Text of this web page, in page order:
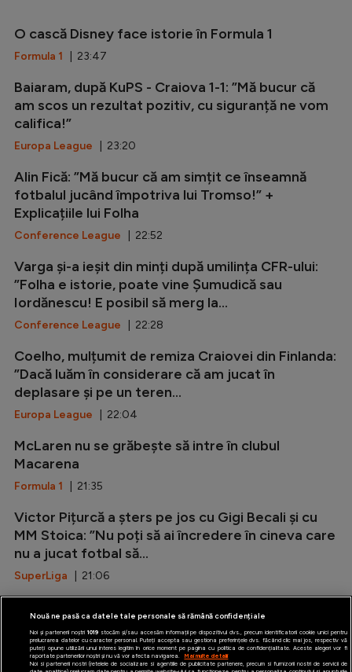
O cască Disney face istorie în Formula 1
Formula 1 | 23:47
Baiaram, după KuPS - Craiova 1-1: ”Mă bucur că
am scos un rezultat pozitiv, cu siguranță ne vom
califica!”
Europa League | 23:20
Alin Fică: ”Mă bucur că am simțit ce înseamnă
fotbalul jucând împotriva lui Tromso!” +
Explicațiile lui Folha
Conference League | 22:52
Varga și-a ieșit din minți după umilința CFR-ului:
”Folha e istorie, poate vine Șumudică sau
Iordănescu! E posibil să merg la...
Conference League | 22:28
Coelho, mulțumit de remiza Craiovei din Finlanda:
”Dacă luăm în considerare că am jucat în
deplasare și pe un teren...
Europa League | 22:04
McLaren nu se grăbește să intre în clubul
Macarena
Formula 1 | 21:35
Victor Pițurcă a șters pe jos cu Gigi Becali și cu
MM Stoica: ”Nu poți să ai încredere în cineva care
nu a jucat fotbal să...
SuperLiga | 21:06
LaLiga| 20:37
Nouă ne pasă ca datele tale personale să rămână confidențiale
Noi și partenerii noștri 1019stocăm și/sau accesăm informații pe dispozitivul dvs., precum identificatorii cookie unici pentru
prelucrarea datelor cu caracter personal. Puteți accepta sau gestiona preferințele dvs. făcând clic mai jos, respectiv vă
puteți opune utilizării unui interes legitim în orice moment pe pagina cu politica de confidențialitate. Aceste alegeri vor fi
raportate partenerilor noștri și nu vă vor afecta navigarea.
Mai multe detalii
Noi si partenerii nostri (retelele de socializare si agentiile de publicitate partenere, precum si furnizorii nostri de servicii de